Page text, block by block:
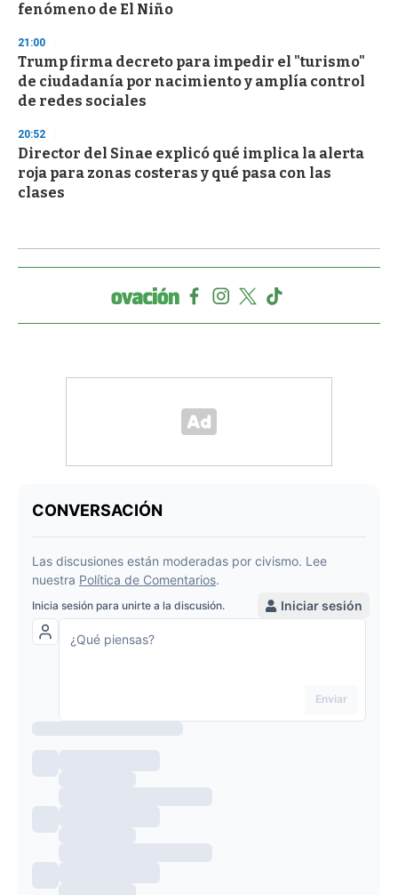
fenómeno de El Niño
21:00
Trump firma decreto para impedir el "turismo"
de ciudadanía por nacimiento y amplía control
de redes sociales
20:52
Director del Sinae explicó qué implica la alerta
roja para zonas costeras y qué pasa con las
clases